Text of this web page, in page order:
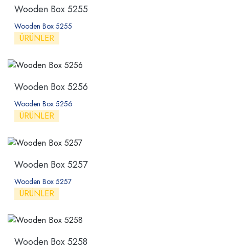
Wooden Box 5255
Wooden Box 5255
ÜRÜNLER
Wooden Box 5256
Wooden Box 5256
ÜRÜNLER
Wooden Box 5257
Wooden Box 5257
ÜRÜNLER
Wooden Box 5258